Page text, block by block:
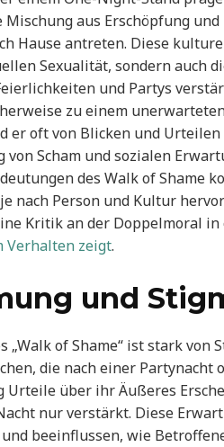
aus Erschöpfung
Hause antreten. Diese
Sexualität, sondern auch
und Partys
zu einem
er oft von Blicken und
Scham und sozialen
des Walk of Shame
nach Person und Kultur
Kritik an der Doppelmoral in
Verhalten zeigt.
und
„Walk of Shame“ ist stark von
die nach einer Partynacht
über ihr Äußeres
nur verstärkt. Diese
beeinflussen, wie